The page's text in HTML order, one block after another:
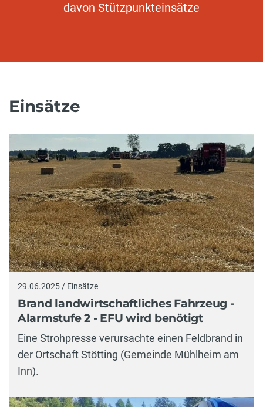
davon Stützpunkteinsätze
Einsätze
29.06.2025 / Einsätze
Brand landwirtschaftliches Fahrzeug -
Alarmstufe 2 - EFU wird benötigt
Eine Strohpresse verursachte einen Feldbrand in
der Ortschaft Stötting (Gemeinde Mühlheim am
Inn).